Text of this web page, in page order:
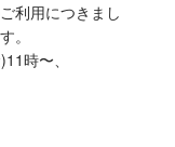
利用につきまし
。
時〜、